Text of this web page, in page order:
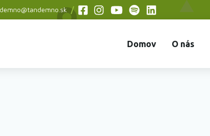
Social
Domov O nás